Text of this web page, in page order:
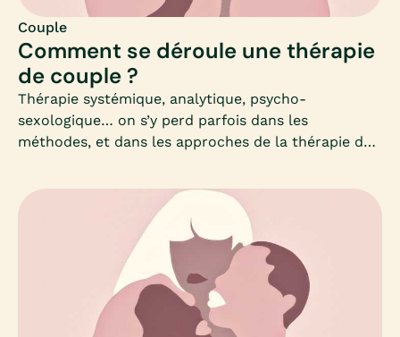
Couple
Comment se déroule une thérapie
de couple ?
Thérapie systémique, analytique, psycho-
sexologique… on s’y perd parfois dans les
méthodes, et dans les approches de la thérapie de
Peuvent-elles se compléter ?Mia vous propose d’y
voir un peu plus clair sur la thérapie de couple.